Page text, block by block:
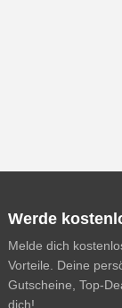
Werde
Melde dich
Vorteile. Deine
Gutscheine, Top-
dich!